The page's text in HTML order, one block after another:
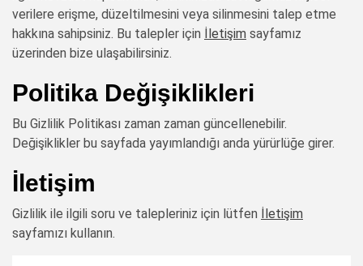
verilere erişme, düzeltilmesini veya silinmesini talep etme
hakkına sahipsiniz. Bu talepler için İletişim sayfamız
üzerinden bize ulaşabilirsiniz.
Politika Değişiklikleri
Bu Gizlilik Politikası zaman zaman güncellenebilir.
Değişiklikler bu sayfada yayımlandığı anda yürürlüğe girer.
İletişim
Gizlilik ile ilgili soru ve talepleriniz için lütfen İletişim
sayfamızı kullanın.